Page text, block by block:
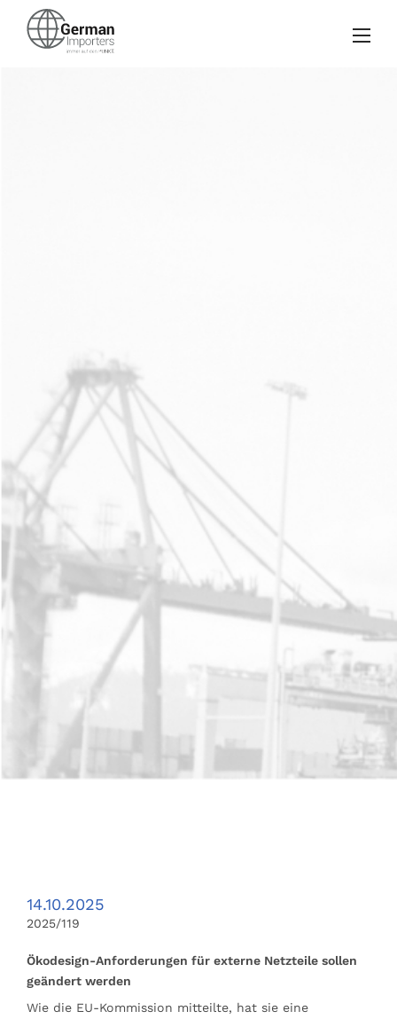
14.10.2025
2025/119
Ökodesign-Anforderungen für externe Netzteile sollen
geändert werden
Wie die EU-Kommission mitteilte, hat sie eine